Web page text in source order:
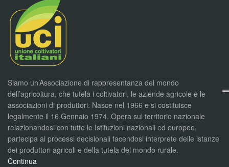
Siamo un’Associazione di rappresentanza del mondo
dell’agricoltura, che tutela i coltivatori, le aziende agricole e le
associazioni di produttori. Nasce nel 1966 e si costituisce
legalmente il 16 Gennaio 1974. Opera sul territorio nazionale
relazionandosi con tutte le Istituzioni nazionali ed europee,
partecipa ai processi decisionali facendosi interprete delle istanze
dei produttori agricoli e della tutela del mondo rurale.
Continua